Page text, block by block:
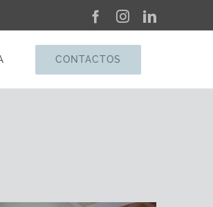
Facebook
InstagramLinkedIn
CONTACTOS